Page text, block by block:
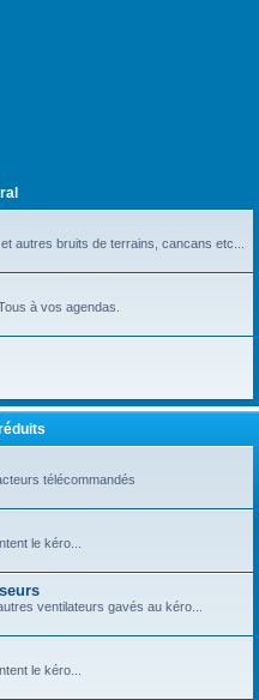
autres bruits de terrains, cancans etc...
à vos agendas.
télécommandés
le kéro...
ventilateurs gavés au kéro...
le kéro...